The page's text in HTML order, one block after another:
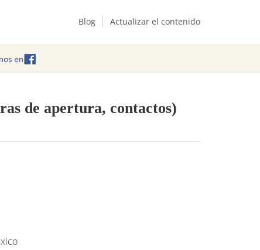
Blog Actualizar el contenido
de apertura, contactos)